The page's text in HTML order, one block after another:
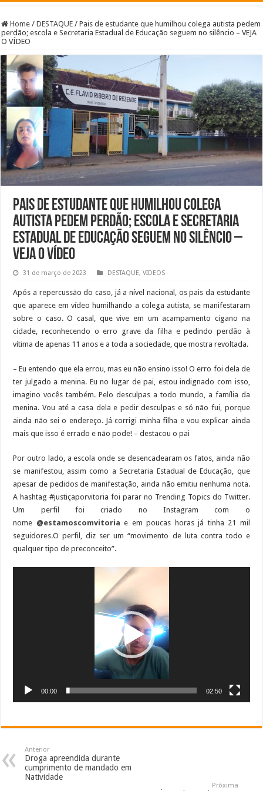
Home / DESTAQUE / Pais de estudante que humilhou colega autista pedem
perdão; escola e Secretaria Estadual de Educação seguem no silêncio – VEJA
O VÍDEO
Pais de estudante que humilhou colega
autista pedem perdão; escola e Secretaria
Estadual de Educação seguem no silêncio –
VEJA O VÍDEO
31 de março de 2023 DESTAQUE,VIDEOS
Após a repercussão do caso, já a nível nacional, os pais da estudante
que aparece em vídeo humilhando a colega autista, se manifestaram
sobre o caso. O casal, que vive em um acampamento cigano na
cidade, reconhecendo o erro grave da filha e pedindo perdão à
vítima de apenas 11 anos e a toda a sociedade, que mostra revoltada.
– Eu entendo que ela errou, mas eu não ensino isso! O erro foi dela de
ter julgado a menina. Eu no lugar de pai, estou indignado com isso,
imagino vocês também. Pelo desculpas a todo mundo, a família da
menina. Vou até a casa dela e pedir desculpas e só não fui, porque
ainda não sei o endereço. Já corrigi minha filha e vou explicar ainda
mais que isso é errado e não pode! – destacou o pai
Por outro lado, a escola onde se desencadearam os fatos, ainda não
se manifestou, assim como a Secretaria Estadual de Educação, que
apesar de pedidos de manifestação, ainda não emitiu nenhuma nota.
A hashtag #justiçaporvitoria foi parar no Trending Topics do Twitter.
Um perfil foi criado no Instagram com o
nome @estamoscomvitoria e em poucas horas já tinha 21 mil
seguidores.O perfil, diz ser um “movimento de luta contra todo e
qualquer tipo de preconceito”.
00:00 02:50
Anterior
Droga apreendida durante
cumprimento de mandado em
Natividade
Próxima